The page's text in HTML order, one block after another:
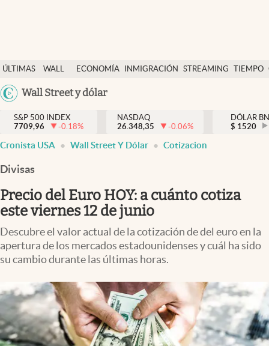
ÚLTIMAS
NOTICIAS
WALL
DÓLAR
ECONOMÍA INMIGRACIÓN STREAMING TIEMPO
México
Wall Street y dólar
Finanzas y economía
Wall Street y dólar
Inmigración
Espiritual
Streaming
PC y mobile
USA
S&P 500 INDEX
7709,96
-0.18%
NASDAQ
26.348,35
-0.06%
DÓLAR
$ 1520
Cronista USA Wall Street Y Dólar Cotizacion
Divisas
Precio del Euro HOY: a cuánto cotiza
este viernes 12 de junio
Descubre el valor actual de la cotización de del euro en la
apertura de los mercados estadounidenses y cuál ha sido
su cambio durante las últimas horas.